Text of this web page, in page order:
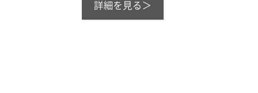
詳細を見る＞